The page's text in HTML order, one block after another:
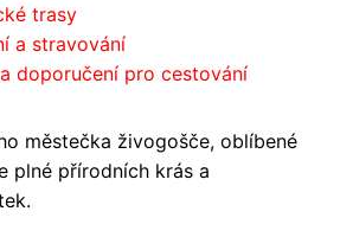
trasy
a stravování
doporučení pro cestování
městečka živogošče, oblíbené
plné přírodních krás a